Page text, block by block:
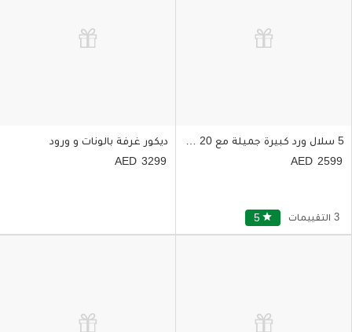
2599
5 star 3 التقييمات
ديكور غرفة بالونات و ورود
3299